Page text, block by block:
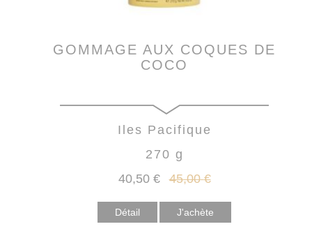
GOMMAGE AUX COQUES DE
COCO
Iles Pacifique
270 g
40,50 € 45,00 €
Détail